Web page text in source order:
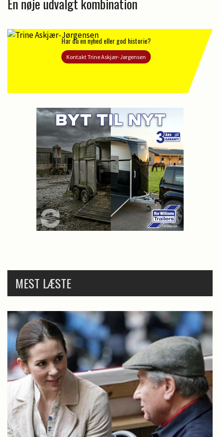
Har du en nyhed eller god historie?
Kontakt Trine Askjær-Jørgensen
MEST LÆSTE